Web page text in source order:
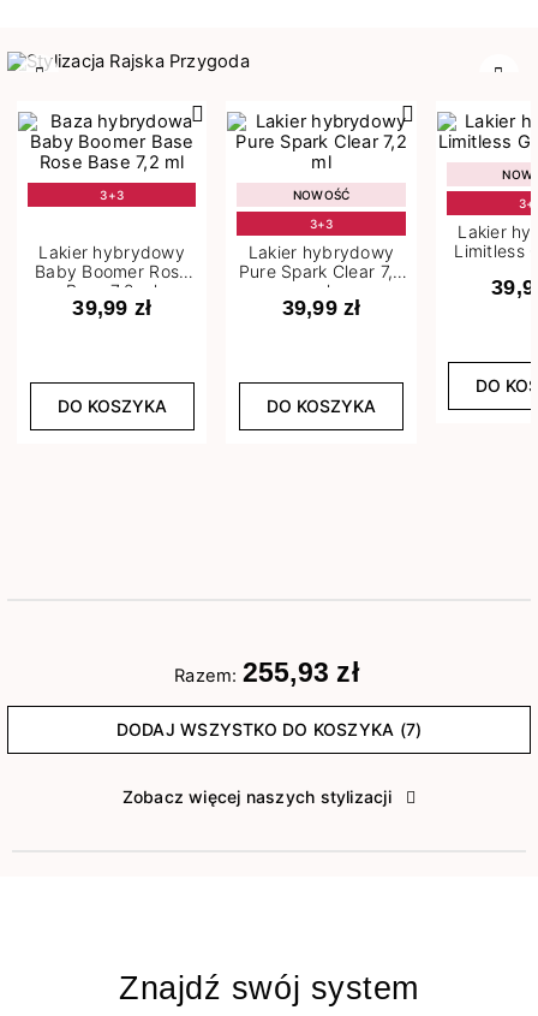
3+3
Lakier hybrydowy
Baby Boomer Rose
Base 7,2 ml
39,99 zł
DO KOSZYKA
NOWOŚĆ
3+3
Lakier hybrydowy
Pure Spark Clear 7,2
ml
39,99 zł
DO KOSZYKA
Lakier
Limitless
DO
Razem: 255,93 zł
DODAJ WSZYSTKO DO KOSZYKA (7)
Zobacz więcej naszych stylizacji
Znajdź swój system